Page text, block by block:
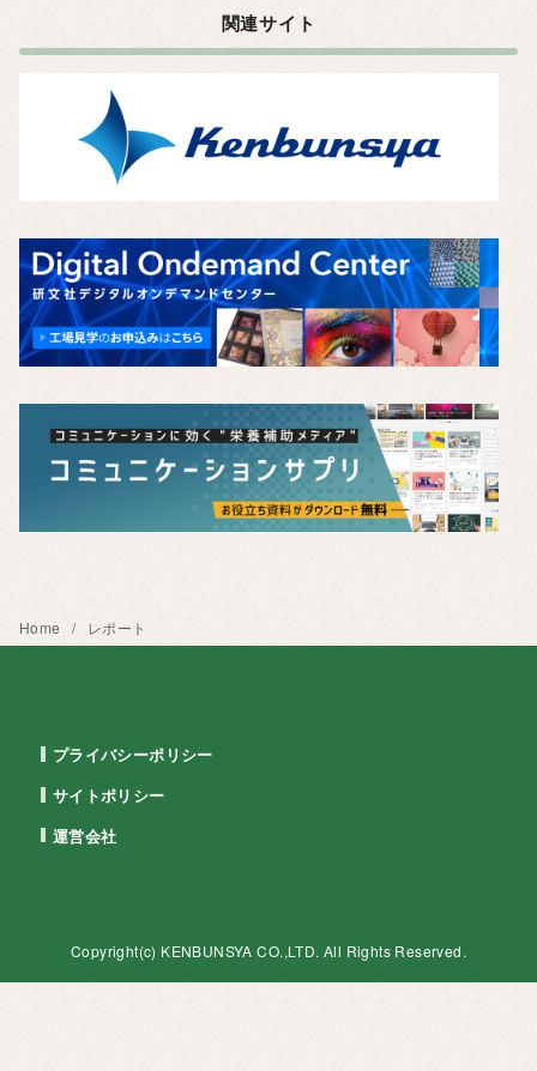
関連サイト
Home レポート
プライバシーポリシー
サイトポリシー
運営会社
Copyright(c) KENBUNSYA CO.,LTD. All Rights Reserved.